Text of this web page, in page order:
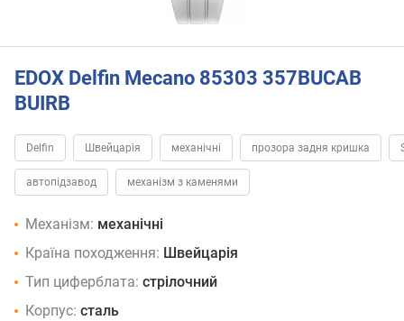
EDOX Delfin Mecano 85303 357BUCAB
BUIRB
Delfin Швейцарія механічні прозора задня кришка
автопідзавод механізм з каменями
Механізм: механічні
Країна походження: Швейцарія
Тип циферблата: стрілочний
Корпус: сталь